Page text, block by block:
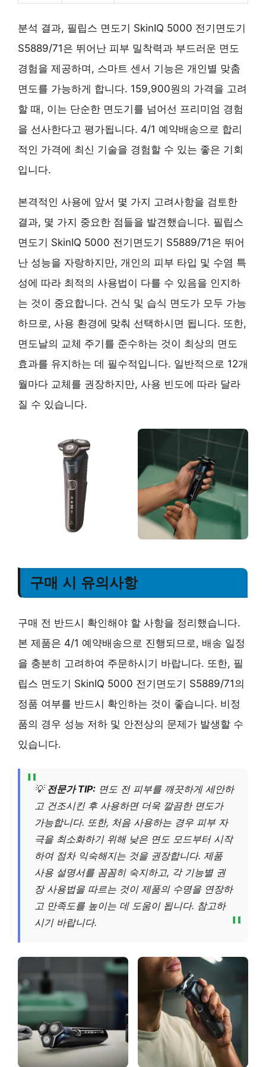
분석 결과, 필립스 면도기 SkinIQ 5000 전기면도기
S5889/71은 뛰어난 피부 밀착력과 부드러운 면도
경험을 제공하며, 스마트 센서 기능은 개인별 맞춤
면도를 가능하게 합니다. 159,900원의 가격을 고려
할 때, 이는 단순한 면도기를 넘어선 프리미엄 경험
을 선사한다고 평가됩니다. 4/1 예약배송으로 합리
적인 가격에 최신 기술을 경험할 수 있는 좋은 기회
입니다.
본격적인 사용에 앞서 몇 가지 고려사항을 검토한
결과, 몇 가지 중요한 점들을 발견했습니다. 필립스
면도기 SkinIQ 5000 전기면도기 S5889/71은 뛰어
난 성능을 자랑하지만, 개인의 피부 타입 및 수염 특
성에 따라 최적의 사용법이 다를 수 있음을 인지하
는 것이 중요합니다. 건식 및 습식 면도가 모두 가능
하므로, 사용 환경에 맞춰 선택하시면 됩니다. 또한,
면도날의 교체 주기를 준수하는 것이 최상의 면도
효과를 유지하는 데 필수적입니다. 일반적으로 12개
월마다 교체를 권장하지만, 사용 빈도에 따라 달라
질 수 있습니다.
구매 시 유의사항
구매 전 반드시 확인해야 할 사항을 정리했습니다.
본 제품은 4/1 예약배송으로 진행되므로, 배송 일정
을 충분히 고려하여 주문하시기 바랍니다. 또한, 필
립스 면도기 SkinIQ 5000 전기면도기 S5889/71의
정품 여부를 반드시 확인하는 것이 좋습니다. 비정
품의 경우 성능 저하 및 안전상의 문제가 발생할 수
있습니다.
💡 전문가 TIP: 면도 전 피부를 깨끗하게 세안하
고 건조시킨 후 사용하면 더욱 깔끔한 면도가
가능합니다. 또한, 처음 사용하는 경우 피부 자
극을 최소화하기 위해 낮은 면도 모드부터 시작
하여 점차 익숙해지는 것을 권장합니다. 제품
사용 설명서를 꼼꼼히 숙지하고, 각 기능별 권
장 사용법을 따르는 것이 제품의 수명을 연장하
고 만족도를 높이는 데 도움이 됩니다. 참고하
시기 바랍니다.